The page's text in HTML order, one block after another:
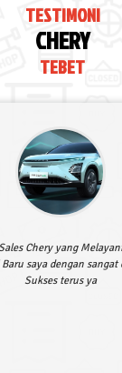
TESTIMONI
CHERY
TEBET
Chery yang
saya dengan
Sukses terus ya